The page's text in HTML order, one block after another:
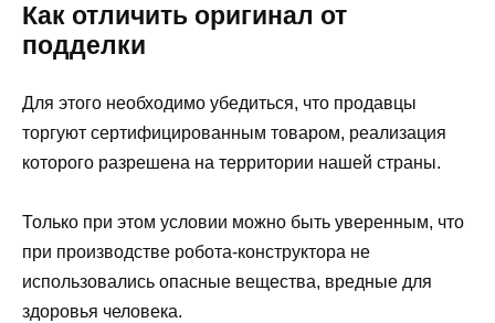
Как отличить оригинал от
подделки
Для этого необходимо убедиться, что продавцы
торгуют сертифицированным товаром, реализация
которого разрешена на территории нашей страны.
Только при этом условии можно быть уверенным, что
при производстве робота-конструктора не
использовались опасные вещества, вредные для
здоровья человека.